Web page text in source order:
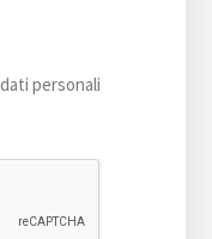
personali